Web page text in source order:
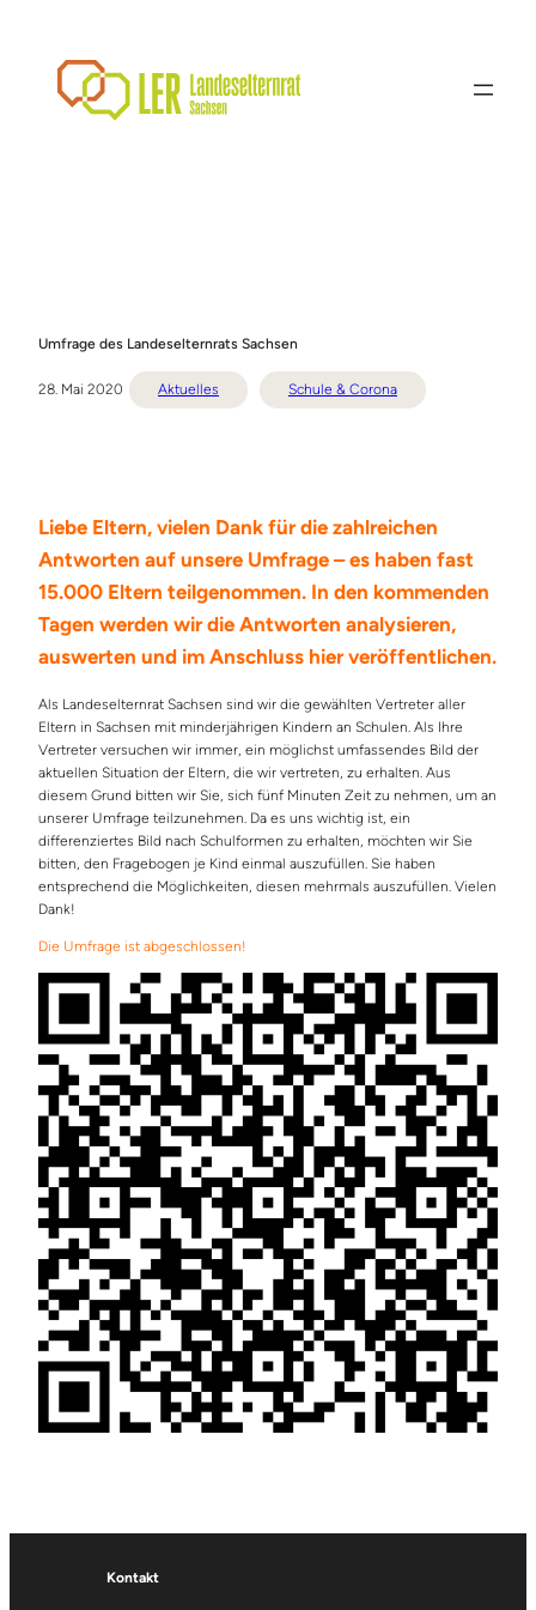
Umfrage des Landeselternrats Sachsen
28. Mai 2020 Aktuelles Schule & Corona
Liebe Eltern, vielen Dank für die zahlreichen
Antworten auf unsere Umfrage – es haben fast
15.000 Eltern teilgenommen. In den kommenden
Tagen werden wir die Antworten analysieren,
auswerten und im Anschluss hier veröffentlichen.
Als Landeselternrat Sachsen sind wir die gewählten Vertreter aller
Eltern in Sachsen mit minderjährigen Kindern an Schulen. Als Ihre
Vertreter versuchen wir immer, ein möglichst umfassendes Bild der
aktuellen Situation der Eltern, die wir vertreten, zu erhalten. Aus
diesem Grund bitten wir Sie, sich fünf Minuten Zeit zu nehmen, um an
unserer Umfrage teilzunehmen. Da es uns wichtig ist, ein
differenziertes Bild nach Schulformen zu erhalten, möchten wir Sie
bitten, den Fragebogen je Kind einmal auszufüllen. Sie haben
entsprechend die Möglichkeiten, diesen mehrmals auszufüllen. Vielen
Dank!
Die Umfrage ist abgeschlossen!
Kontakt